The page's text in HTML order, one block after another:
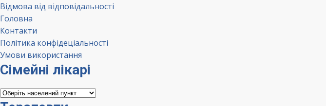
Відмова від відповідальності
Головна
Контакти
Політика конфідеціальності
Умови використання
Сімейні лікарі
Сімейні